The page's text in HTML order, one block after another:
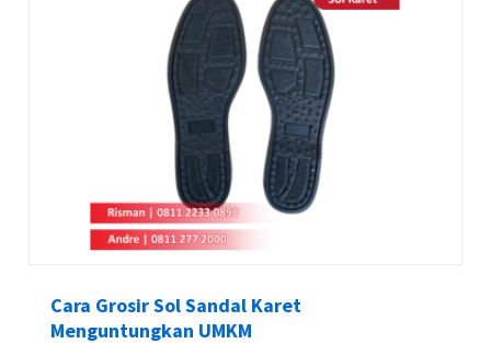
Cara Grosir Sol Sandal Karet
Menguntungkan UMKM